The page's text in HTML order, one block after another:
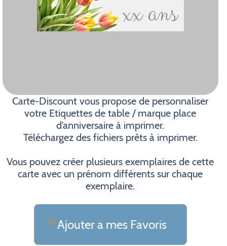
Carte-Discount vous propose de personnaliser
votre Etiquettes de table / marque place
d’anniversaire à imprimer.
Téléchargez des fichiers prêts à imprimer.
Vous pouvez créer plusieurs exemplaires de cette
carte avec un prénom différents sur chaque
exemplaire.
Ajouter a mes Favoris